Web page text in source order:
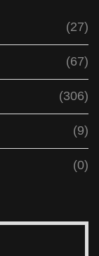
(27)
(67)
(306)
(9)
(0)